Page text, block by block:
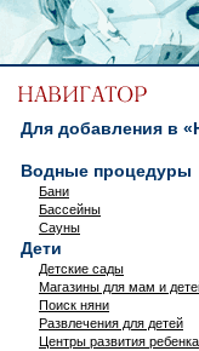
Для добавления в
Водные процедуры
Бани
Бассейны
Сауны
Дети
Детские сады
Магазины для мам и
Поиск няни
Развлечения для детей
Центры развития ребенка